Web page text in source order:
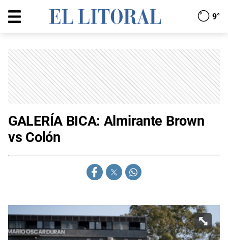
9°
GALERÍA BICA: Almirante Brown
vs Colón